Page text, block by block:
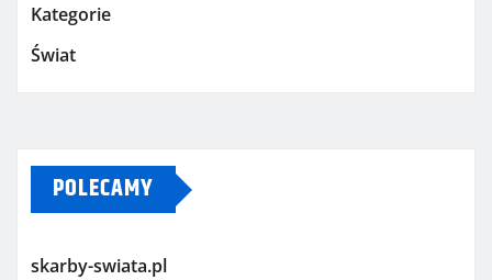
Kategorie
Świat
POLECAMY
skarby-swiata.pl